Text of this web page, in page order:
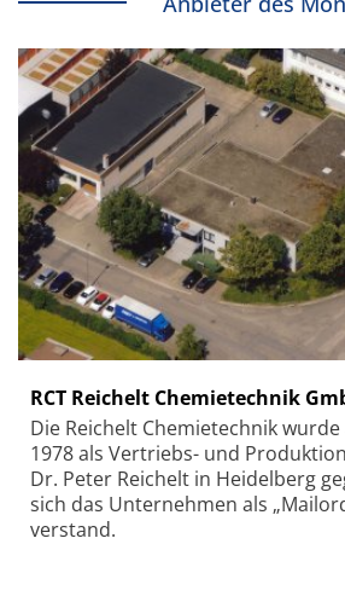
RCT Reichelt Chemietechnik
Die Reichelt Chemietechnik
1978 als Vertriebs- und
Dr. Peter Reichelt in Heidelberg
sich das Unternehmen als
verstand.